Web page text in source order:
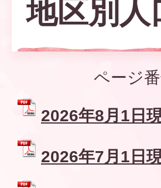
地区別人
ページ
2026年8月1日
2026年7月1日